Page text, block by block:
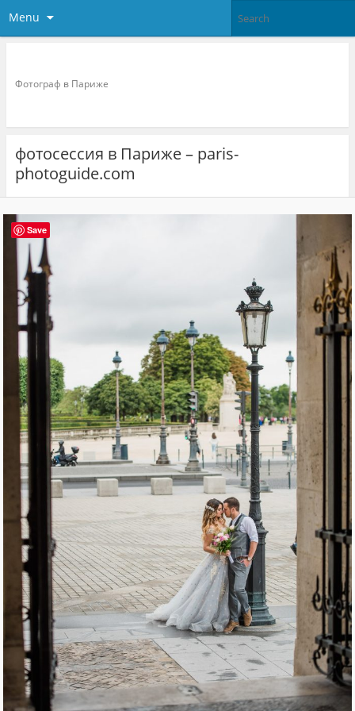
Menu
Фотограф в Париже
фотосессия в Париже – paris-
photoguide.com
Save